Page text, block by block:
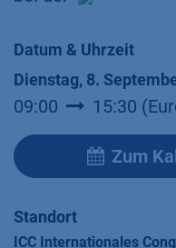
Datum & Uhrzeit
Dienstag, 8.
09:00 15:30 (
Zum
Standort
ICC Internationales